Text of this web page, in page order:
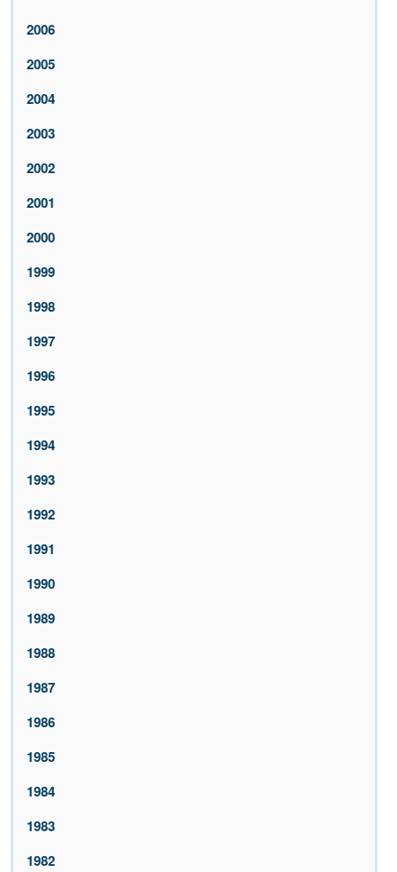
2006
2005
2004
2003
2002
2001
2000
1999
1998
1997
1996
1995
1994
1993
1992
1991
1990
1989
1988
1987
1986
1985
1984
1983
1982